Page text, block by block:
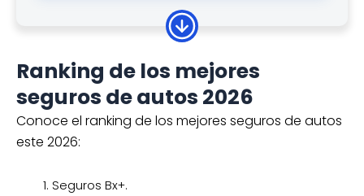
Cotiza hoy tu seguro de auto
$8,619*anual
Asistencia vial
Daños materiales
Ranking de los mejores
seguros de autos 2026
Conoce el ranking de los mejores seguros de autos
este 2026:
Seguros Bx+.